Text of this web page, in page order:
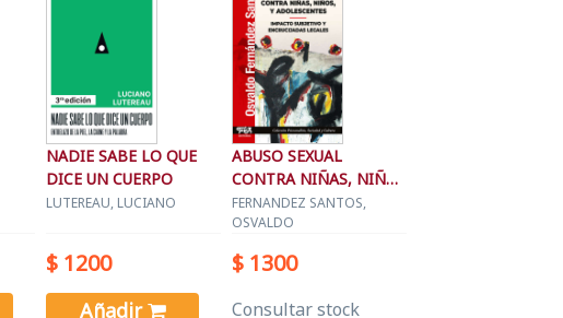
NADIE SABE LO QUE
DICE UN CUERPO
LUTEREAU, LUCIANO
$ 1200
Añadir
ABUSO SEXUAL
CONTRA NIÑAS, NIÑOS
Y ADOLESCENTES
FERNANDEZ SANTOS,
OSVALDO
$ 1300
Consultar stock